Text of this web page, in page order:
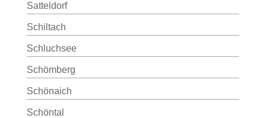
Satteldorf
Schiltach
Schluchsee
Schömberg
Schönaich
Schöntal